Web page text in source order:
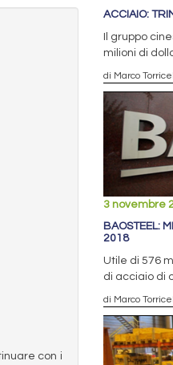
con i
ACCIAIO:
Il gruppo
milioni di
di Marco
3 novembre
BAOSTEEL:
2018
Utile di 576
di acciaio di
di Marco